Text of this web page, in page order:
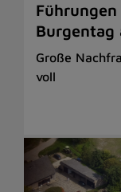
Burgentag
Große
voll